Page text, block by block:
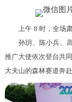
上午 8 时，全场
孙玥、陈小兵、
推广大使依次登台共
大夫山的森林赛道奔赴